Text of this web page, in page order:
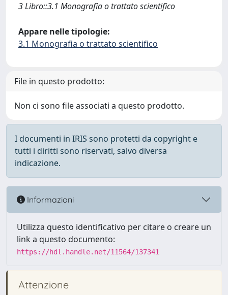
3 Libro::3.1 Monografia o trattato scientifico
Appare nelle tipologie:
3.1 Monografia o trattato scientifico
File in questo prodotto:
Non ci sono file associati a questo prodotto.
I documenti in IRIS sono protetti da copyright e
tutti i diritti sono riservati, salvo diversa
indicazione.
Informazioni
Utilizza questo identificativo per citare o creare un
link a questo documento:
https://hdl.handle.net/11564/137341
Attenzione